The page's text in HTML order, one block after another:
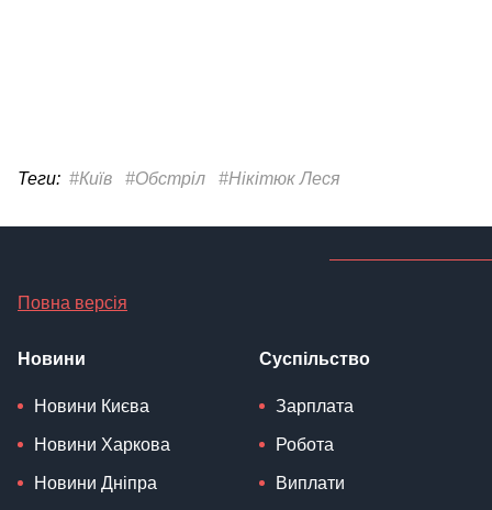
Теги: #Київ #Обстріл #Нікітюк Леся
Повна версія
Новини
Новини Києва
Новини Харкова
Новини Дніпра
Суспільство
Зарплата
Робота
Виплати